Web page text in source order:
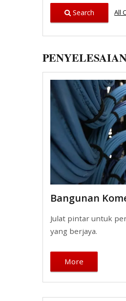
Search All
Bangunan
Julat pintar untuk
yang berjaya.
More